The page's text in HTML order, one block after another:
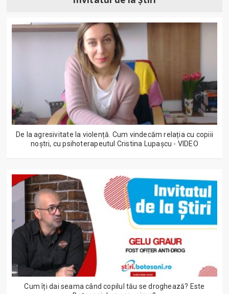
De la agresivitate la violență. Cum vindecăm relația cu copiii
noștri, cu psihoterapeutul Cristina Lupașcu - VIDEO
Cum îți dai seama când copilul tău se droghează? Este